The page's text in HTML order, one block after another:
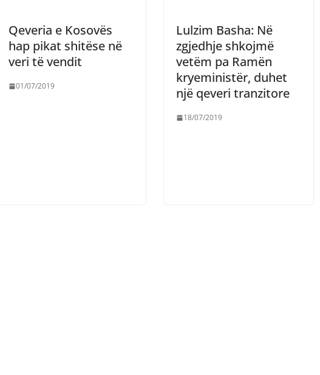
Qeveria e Kosovës
hap pikat shitëse në
veri të vendit
01/07/2019
Lulzim Basha: Në
zgjedhje shkojmë
vetëm pa Ramën
kryeministër, duhet
një qeveri tranzitore
18/07/2019